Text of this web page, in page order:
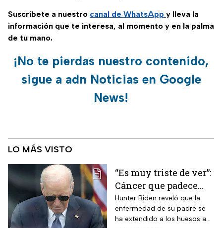
Suscríbete a nuestro canal de WhatsApp y lleva la
información que te interesa, al momento y en la palma
de tu mano.
¡No te pierdas nuestro contenido,
sigue a adn Noticias en Google
News!
LO MÁS VISTO
“Es muy triste de ver”:
Cáncer que padece
Joe Biden se propaga
y causa metástasis
Hunter Biden reveló que la
enfermedad de su padre se
ha extendido a los huesos a